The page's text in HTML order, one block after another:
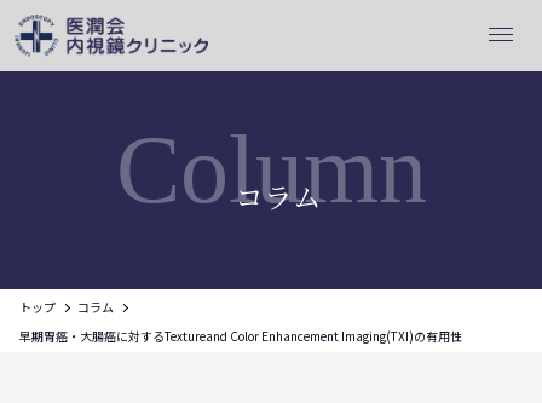
Column
コラム
トップ
コラム
早期胃癌・大腸癌に対するTextureand Color Enhancement Imaging(TXI)の有用性